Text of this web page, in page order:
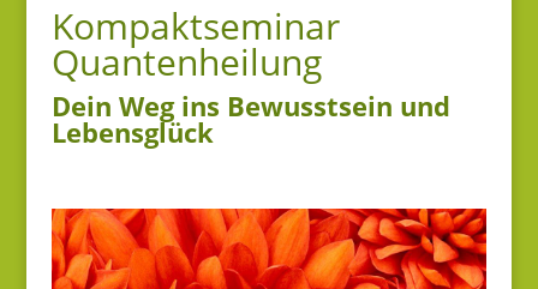
Kompaktseminar
Quantenheilung
Dein Weg ins Bewusstsein und
Lebensglück